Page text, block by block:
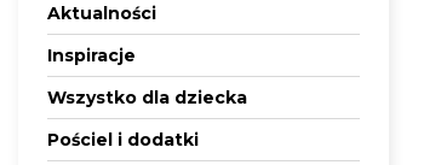
Aktualności
Inspiracje
Wszystko dla dziecka
Pościel i dodatki